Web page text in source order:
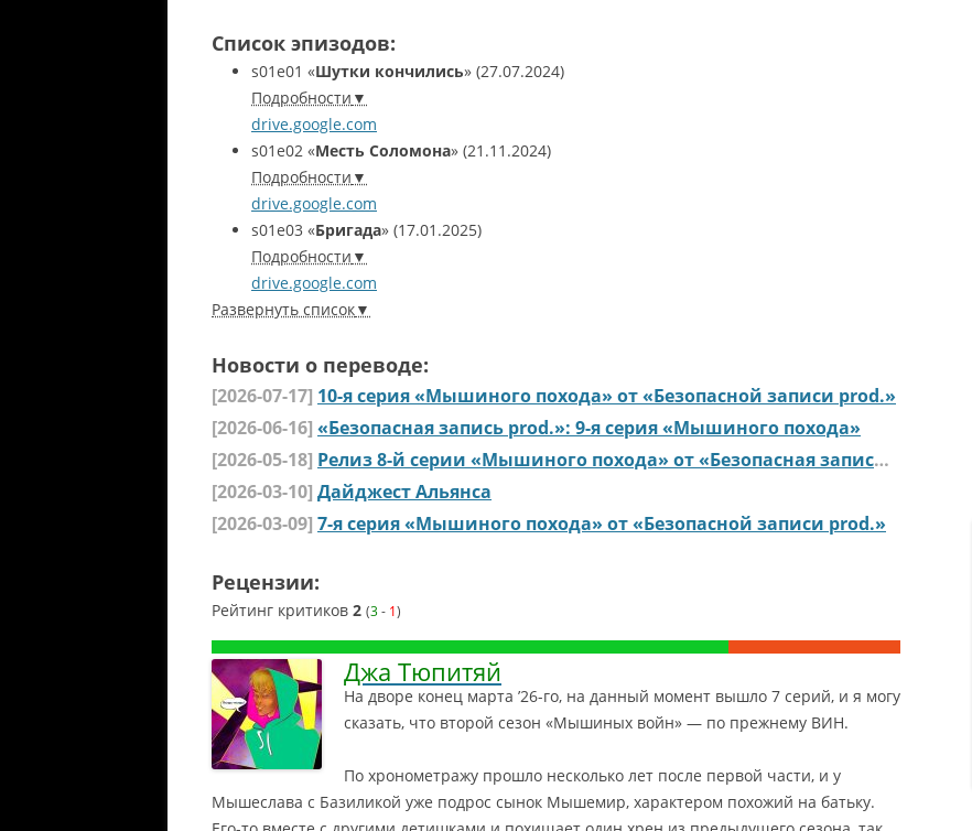
Список эпизодов:
s01e01 «Шутки кончились» (27.07.2024)
Подробности
drive.google.com
s01e02 «Месть Соломона» (21.11.2024)
Подробности
drive.google.com
s01e03 «Бригада» (17.01.2025)
Подробности
drive.google.com
Развернуть список
Новости о переводе:
[2026-07-17] 10-я серия «Мышиного похода» от «Безопасной записи prod.»
[2026-06-16] «Безопасная запись prod.»: 9-я серия «Мышиного похода»
[2026-05-18] Релиз 8-й серии «Мышиного похода» от «Безопасная запись prod.»
[2026-03-10] Дайджест Альянса
[2026-03-09] 7-я серия «Мышиного похода» от «Безопасной записи prod.»
Рецензии:
Рейтинг критиков 2 (3- 1)
Джа Тюпитяй
На дворе конец марта ’26-го, на данный момент вышло 7 серий, и я могу
сказать, что второй сезон «Мышиных войн» — по прежнему ВИН.
По хронометражу прошло несколько лет после первой части, и у
Мышеслава с Базиликой уже подрос сынок Мышемир, характером похожий на батьку.